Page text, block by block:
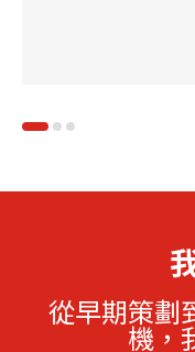
從早期策劃
機，